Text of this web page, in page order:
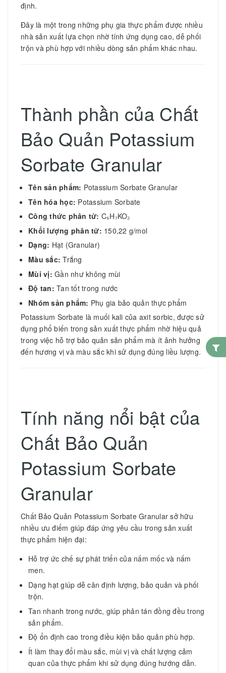
định.
Đây là một trong những phụ gia thực phẩm được nhiều
nhà sản xuất lựa chọn nhờ tính ứng dụng cao, dễ phối
trộn và phù hợp với nhiều dòng sản phẩm khác nhau.
Thành phần của Chất
Bảo Quản Potassium
Sorbate Granular
Tên sản phẩm: Potassium Sorbate Granular
Tên hóa học: Potassium Sorbate
Công thức phân tử: C₆H₇KO₂
Khối lượng phân tử: 150,22 g/mol
Dạng: Hạt (Granular)
Màu sắc: Trắng
Mùi vị: Gần như không mùi
Độ tan: Tan tốt trong nước
Nhóm sản phẩm: Phụ gia bảo quản thực phẩm
Potassium Sorbate là muối kali của axit sorbic, được sử
dụng phổ biến trong sản xuất thực phẩm nhờ hiệu quả
trong việc hỗ trợ bảo quản sản phẩm mà ít ảnh hưởng
đến hương vị và màu sắc khi sử dụng đúng liều lượng.
Tính năng nổi bật của
Chất Bảo Quản
Potassium Sorbate
Granular
Chất Bảo Quản Potassium Sorbate Granular sở hữu
nhiều ưu điểm giúp đáp ứng yêu cầu trong sản xuất
thực phẩm hiện đại:
Hỗ trợ ức chế sự phát triển của nấm mốc và nấm
men.
Dạng hạt giúp dễ cân định lượng, bảo quản và phối
trộn.
Tan nhanh trong nước, giúp phân tán đồng đều trong
sản phẩm.
Độ ổn định cao trong điều kiện bảo quản phù hợp.
Ít làm thay đổi màu sắc, mùi vị và chất lượng cảm
quan của thực phẩm khi sử dụng đúng hướng dẫn.